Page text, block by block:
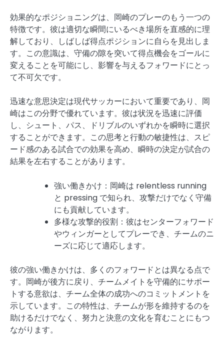
効果的なポジショニングは、岡崎のプレーのもう一つの
特徴です。彼は適切な瞬間にいるべき場所を直感的に理
解しており、しばしば得点ポジションに自らを見出しま
す。この意識は、守備の隙を突いて得点機会をゴールに
変えることを可能にし、影響を与えるフォワードにとっ
て不可欠です。
迅速な意思決定は現代サッカーにおいて重要であり、岡
崎はこの分野で優れています。彼は状況を迅速に評価
し、シュート、パス、ドリブルのいずれかを瞬時に選択
することができます。この思考と行動の敏捷性は、スピ
ード感のある試合での効果を高め、瞬時の決定が試合の
結果を左右することがあります。
強い働きかけ：岡崎は relentless running
と pressing で知られ、攻撃だけでなく守備
にも貢献しています。
多様な攻撃的役割：彼はセンターフォワード
やウィンガーとしてプレーでき、チームのニ
ーズに応じて適応します。
彼の強い働きかけは、多くのフォワードとは異なる点で
す。岡崎が後方に戻り、チームメイトを守備的にサポー
トする意欲は、チーム全体の成功へのコミットメントを
示しています。この特性は、チームが形を維持するのを
助けるだけでなく、努力と決意の文化を育むことにもつ
ながります。